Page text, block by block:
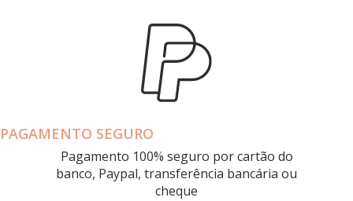
PAGAMENTO SEGURO
Pagamento 100% seguro por cartão do
banco, Paypal, transferência bancária ou
cheque